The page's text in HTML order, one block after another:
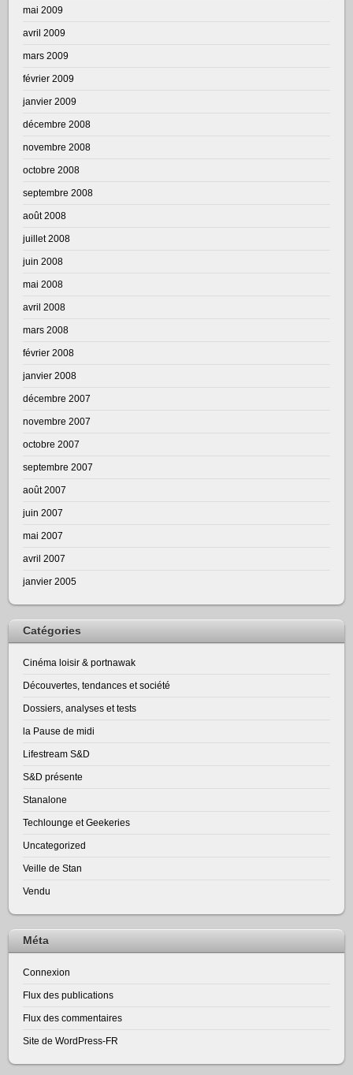
mai 2009
avril 2009
mars 2009
février 2009
janvier 2009
décembre 2008
novembre 2008
octobre 2008
septembre 2008
août 2008
juillet 2008
juin 2008
mai 2008
avril 2008
mars 2008
février 2008
janvier 2008
décembre 2007
novembre 2007
octobre 2007
septembre 2007
août 2007
juin 2007
mai 2007
avril 2007
janvier 2005
Catégories
Cinéma loisir & portnawak
Découvertes, tendances et société
Dossiers, analyses et tests
la Pause de midi
Lifestream S&D
S&D présente
Stanalone
Techlounge et Geekeries
Uncategorized
Veille de Stan
Vendu
Méta
Connexion
Flux des publications
Flux des commentaires
Site de WordPress-FR